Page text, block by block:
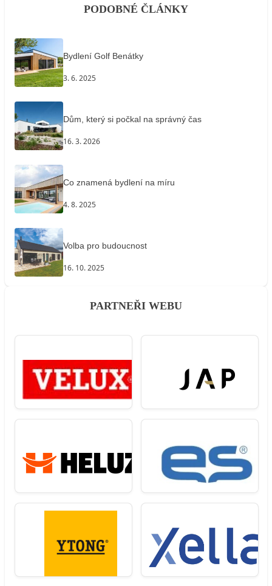
PODOBNÉ ČLÁNKY
Bydlení Golf Benátky
3. 6. 2025
Dům, který si počkal na správný čas
16. 3. 2026
Co znamená bydlení na míru
4. 8. 2025
Volba pro budoucnost
16. 10. 2025
PARTNEŘI WEBU